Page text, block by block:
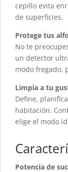
cepillo evita
de superficies.
Protege tus
No te
un detector
modo fregado,
Limpia a tu
Define,
habitación.
elige el modo
Potencia de